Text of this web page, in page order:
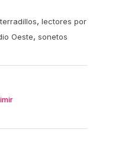
, lectores por
Oeste, sonetos